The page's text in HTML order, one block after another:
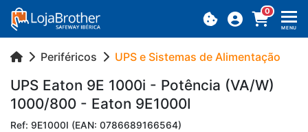
0
MENU
Periféricos UPS e Sistemas de Alimentação
UPS Eaton 9E 1000i - Po­tência (VA/W)
1000/800 - Eaton 9E1000I
Ref: 9E1000I (EAN: 0786689166564)